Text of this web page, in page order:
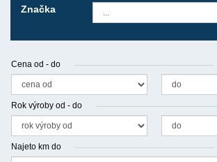
Značka
Cena od - do
Rok výroby od - do
Najeto km do